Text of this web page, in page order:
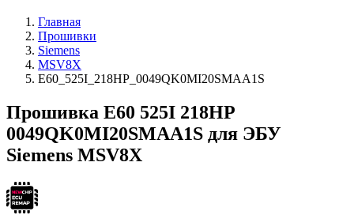
Главная
Прошивки
Siemens
MSV8X
E60_525I_218HP_0049QK0MI20SMAA1S
Прошивка E60 525I 218HP
0049QK0MI20SMAA1S для ЭБУ
Siemens MSV8X